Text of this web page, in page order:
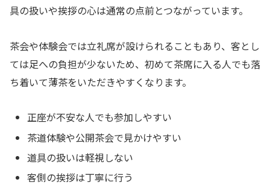
具の扱いや挨拶の心は通常の点前とつながっています。
茶会や体験会では立礼席が設けられることもあり、客とし
ては足への負担が少ないため、初めて茶席に入る人でも落
ち着いて薄茶をいただきやすくなります。
正座が不安な人でも参加しやすい
茶道体験や公開茶会で見かけやすい
道具の扱いは軽視しない
客側の挨拶は丁寧に行う